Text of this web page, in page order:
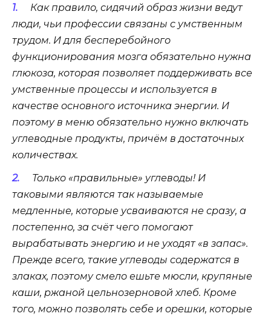
Как правило, сидячий образ жизни ведут
люди, чьи профессии связаны с умственным
трудом. И для бесперебойного
функционирования мозга обязательно нужна
глюкоза, которая позволяет поддерживать все
умственные процессы и используется в
качестве основного источника энергии. И
поэтому в меню обязательно нужно включать
углеводные продукты, причём в достаточных
количествах.
Только «правильные» углеводы! И
таковыми являются так называемые
медленные, которые усваиваются не сразу, а
постепенно, за счёт чего помогают
вырабатывать энергию и не уходят «в запас».
Прежде всего, такие углеводы содержатся в
злаках, поэтому смело ешьте мюсли, крупяные
каши, ржаной цельнозерновой хлеб. Кроме
того, можно позволять себе и орешки, которые